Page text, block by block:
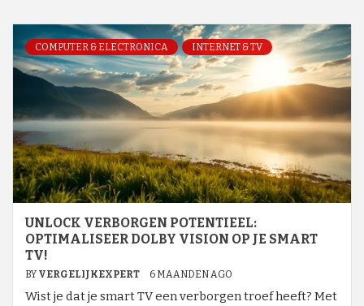
COMPUTER & ELECTRONICA INTERNET & TV
UNLOCK VERBORGEN POTENTIEEL:
OPTIMALISEER DOLBY VISION OP JE SMART
TV!
BY VERGELIJKEXPERT 6 MAANDEN AGO
Wist je dat je smart TV een verborgen troef heeft? Met